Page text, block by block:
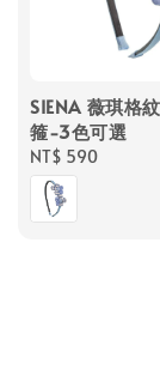
SIENA 薇琪格
箍-3色可選
Regular
price
NT$ 590